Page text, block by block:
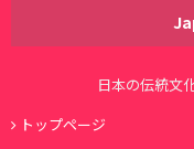
日本の伝統文
トップページ